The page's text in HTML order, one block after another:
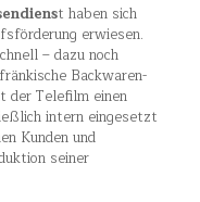
t haben sich
erwiesen.
– dazu noch
Backwaren-
der Telefilm einen
intern eingesetzt
Kunden und
seiner